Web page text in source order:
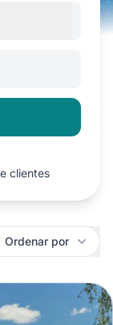
clientes
Ordenar por